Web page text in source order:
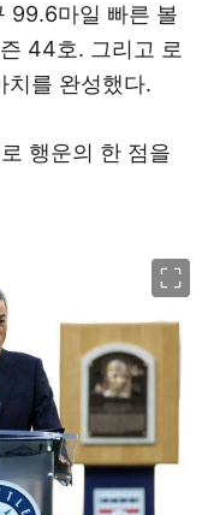
99.6마일 빠른 볼
44호. 그리고 로
치를 완성했다.
행운의 한 점을